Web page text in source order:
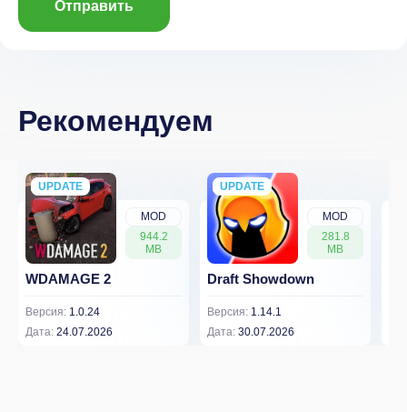
Отправить
Рекомендуем
MOD
944.2
MB
UPDATE
NEW
WDAMAGE 2
Версия: 1.0.24
Дата: 24.07.2026
MOD
281.8
MB
UPDATE
NEW
Draft Showdown
Версия: 1.14.1
Дата: 30.07.2026